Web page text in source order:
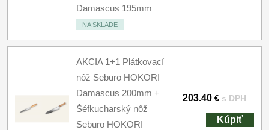
Damascus 195mm
NA SKLADE
AKCIA 1+1 Plátkovací
nôž Seburo HOKORI
Damascus 200mm +
Šéfkucharský nôž
Seburo HOKORI
203.40 € s DPH
Kúpiť